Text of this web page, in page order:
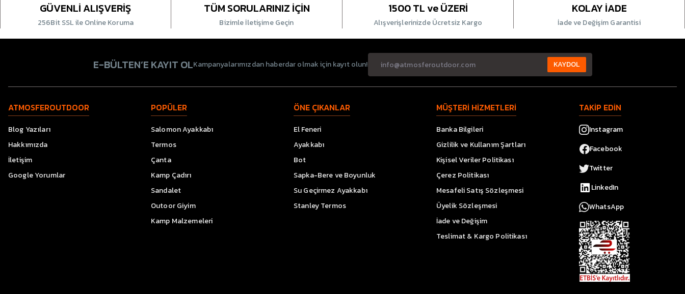
GÜVENLİ ALIŞVERİŞ
256Bit SSL ile Online Koruma
TÜM SORULARINIZ İÇİN
Bizimle İletişime Geçin
1500 TL ve ÜZERİ
Alışverişlerinizde Ücretsiz Kargo
KOLAY İADE
İade ve Değişim Garantisi
E-BÜLTEN’E KAYIT OLKampanyalarımızdan haberdar olmak için kayıt olun! KAYDOL
ATMOSFEROUTDOOR
Blog Yazıları
Hakkımızda
İletişim
Google Yorumlar
POPÜLER
Salomon Ayakkabı
Termos
Çanta
Kamp Çadırı
Sandalet
Outoor Giyim
Kamp Malzemeleri
ÖNE ÇIKANLAR
El Feneri
Ayakkabı
Bot
Sapka-Bere ve Boyunluk
Su Geçirmez Ayakkabı
Stanley Termos
MÜŞTERİ HİZMETLERİ
Banka Bilgileri
Gizlilik ve Kullanım Şartları
Kişisel Veriler Politikası
Çerez Politikası
Mesafeli Satış Sözleşmesi
Üyelik Sözleşmesi
İade ve Değişim
Teslimat & Kargo Politikası
TAKİP EDİN
Instagram
Facebook
Twitter
LinkedIn
WhatsApp